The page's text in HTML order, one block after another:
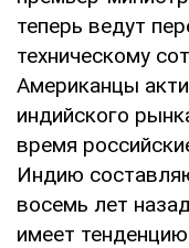
теперь ведут
техническому
Американцы
индийского
время
Индию
восемь лет
имеет